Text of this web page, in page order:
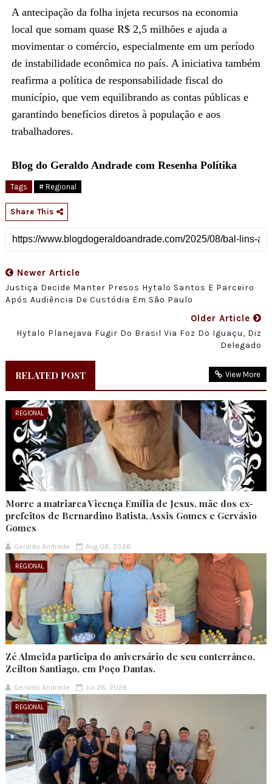
A antecipação da folha injeta recursos na economia
local que somam quase R$ 2,5 milhões e ajuda a
movimentar o comércio, especialmente em um período
de instabilidade econômica no país. A iniciativa também
reafirma a política de responsabilidade fiscal do
município, que vem equilibrando as contas públicas e
garantindo benefícios diretos à população e aos
trabalhadores.
Blog do Geraldo Andrade com Resenha Polítika
Tags # Regional
Share This
Newer Article
Justiça Decide Manter Presos Hytalo Santos E Parceiro
Após Audiência De Custódia Em São Paulo
Older Article
Hytalo Planejava Fugir Do Brasil Via Foz Do Iguaçu, Diz
Delegado
RELATED POST View More
REGIONAL
Morre a matriarca Vicença Emília de Jesus, mãe dos ex-
prefeitos de Bernardino Batista, Assis Gomes e Gervásio
Gomes
Geraldo Andrade Aug 06, 2026
REGIONAL
Zé Almeida participa do aniversário de seu conterrâneo,
Zeilton Santiago, em Poço Dantas.
Geraldo Andrade Jul 26, 2026
REGIONAL